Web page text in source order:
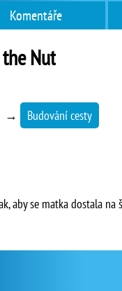
Komentáře
Nut
→ Budování cesty
aby se matka dostala na